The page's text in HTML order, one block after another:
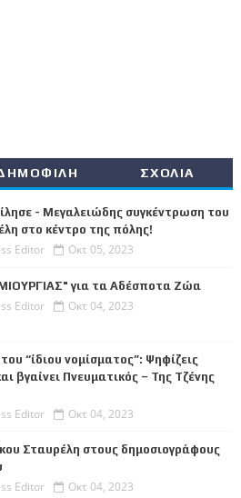
ΣΧΟΛΙΑ
- Μεγαλειώδης συγκέντρωση του
στο κέντρο της πόλης!
Editor Οκτ 05, 2023
για τα Αδέσποτα Ζώα
Editor Οκτ 04, 2023
“ίδιου νομίσματος”: Ψηφίζεις
βγαίνει Πνευματικός – Της Τζένης
Editor Οκτ 04, 2023
Σταυρέλη στους δημοσιογράφους
Editor Οκτ 04, 2023